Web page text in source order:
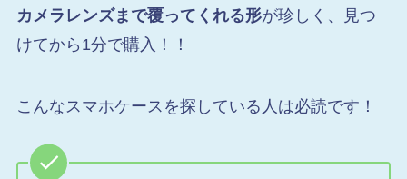
カメラレンズまで覆ってくれる形が珍しく、見つ
けてから1分で購入！！
こんなスマホケースを探している人は必読です！